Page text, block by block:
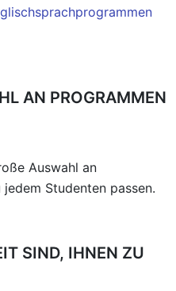
AN PROGRAMMEN
Auswahl an
Studenten passen.
SIND, IHNEN ZU